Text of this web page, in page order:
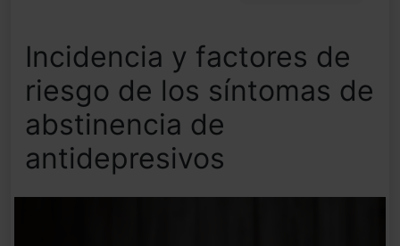
Incidencia y factores de
riesgo de los síntomas de
abstinencia de
antidepresivos